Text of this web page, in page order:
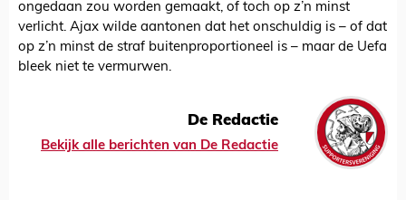
ongedaan zou worden gemaakt, of toch op z’n minst
verlicht. Ajax wilde aantonen dat het onschuldig is – of dat
op z’n minst de straf buitenproportioneel is – maar de Uefa
bleek niet te vermurwen.
De Redactie
Bekijk alle berichten van De Redactie